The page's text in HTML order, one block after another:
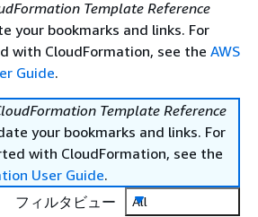
Template Reference
your bookmarks and links. For
with CloudFormation, see the AWS
Guide.
Template Reference
your bookmarks and links. For
with CloudFormation, see the
User Guide.
フィルタビュー
All